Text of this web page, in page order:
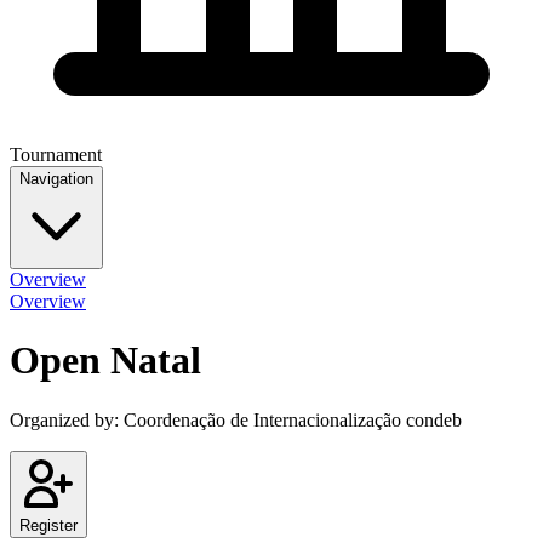
Tournament
Navigation
Overview
Overview
Open Natal
Organized by: Coordenação de Internacionalização condeb
Register